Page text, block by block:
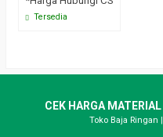
Tersedia
CEK HARGA MATERIAL
Toko Baja Ringan |